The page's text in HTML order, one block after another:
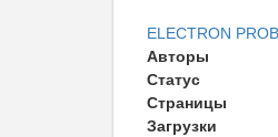
ELECTRON
Авторы
Статус
Страницы
Загрузки